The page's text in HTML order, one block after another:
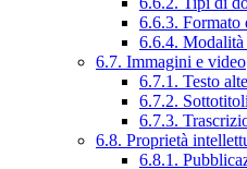
6.6.3. Formato
6.6.4.
6.7. Immagini e video
6.7.1. Testo
6.7.2.
6.7.3.
6.8. Proprietà
6.8.1.